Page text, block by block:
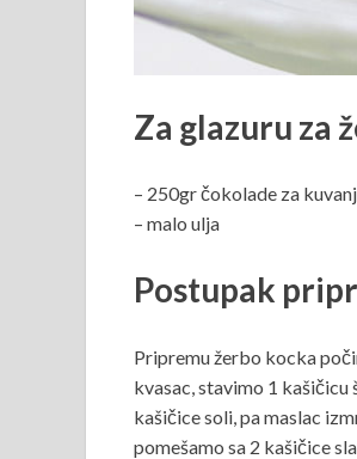
Za glazuru za
– 250gr čokolade za
– malo ulja
Postupak
Pripremu žerbo kocka
kvasac, stavimo 1 kašičicu
kašičice soli, pa maslac
pomešamo sa 2 kašičice